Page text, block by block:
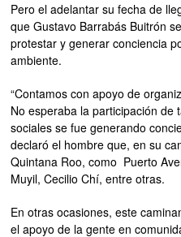
Pero el adelantar su fecha de
que Gustavo Barrabás Buitrón
protestar y generar conciencia
ambiente.
“Contamos con apoyo de
No esperaba la participación de
sociales se fue generando
declaró el hombre que, en su
Quintana Roo, como Puerto
Muyil, Cecilio Chí, entre otras.
En otras ocasiones, este
el apoyo de la gente en